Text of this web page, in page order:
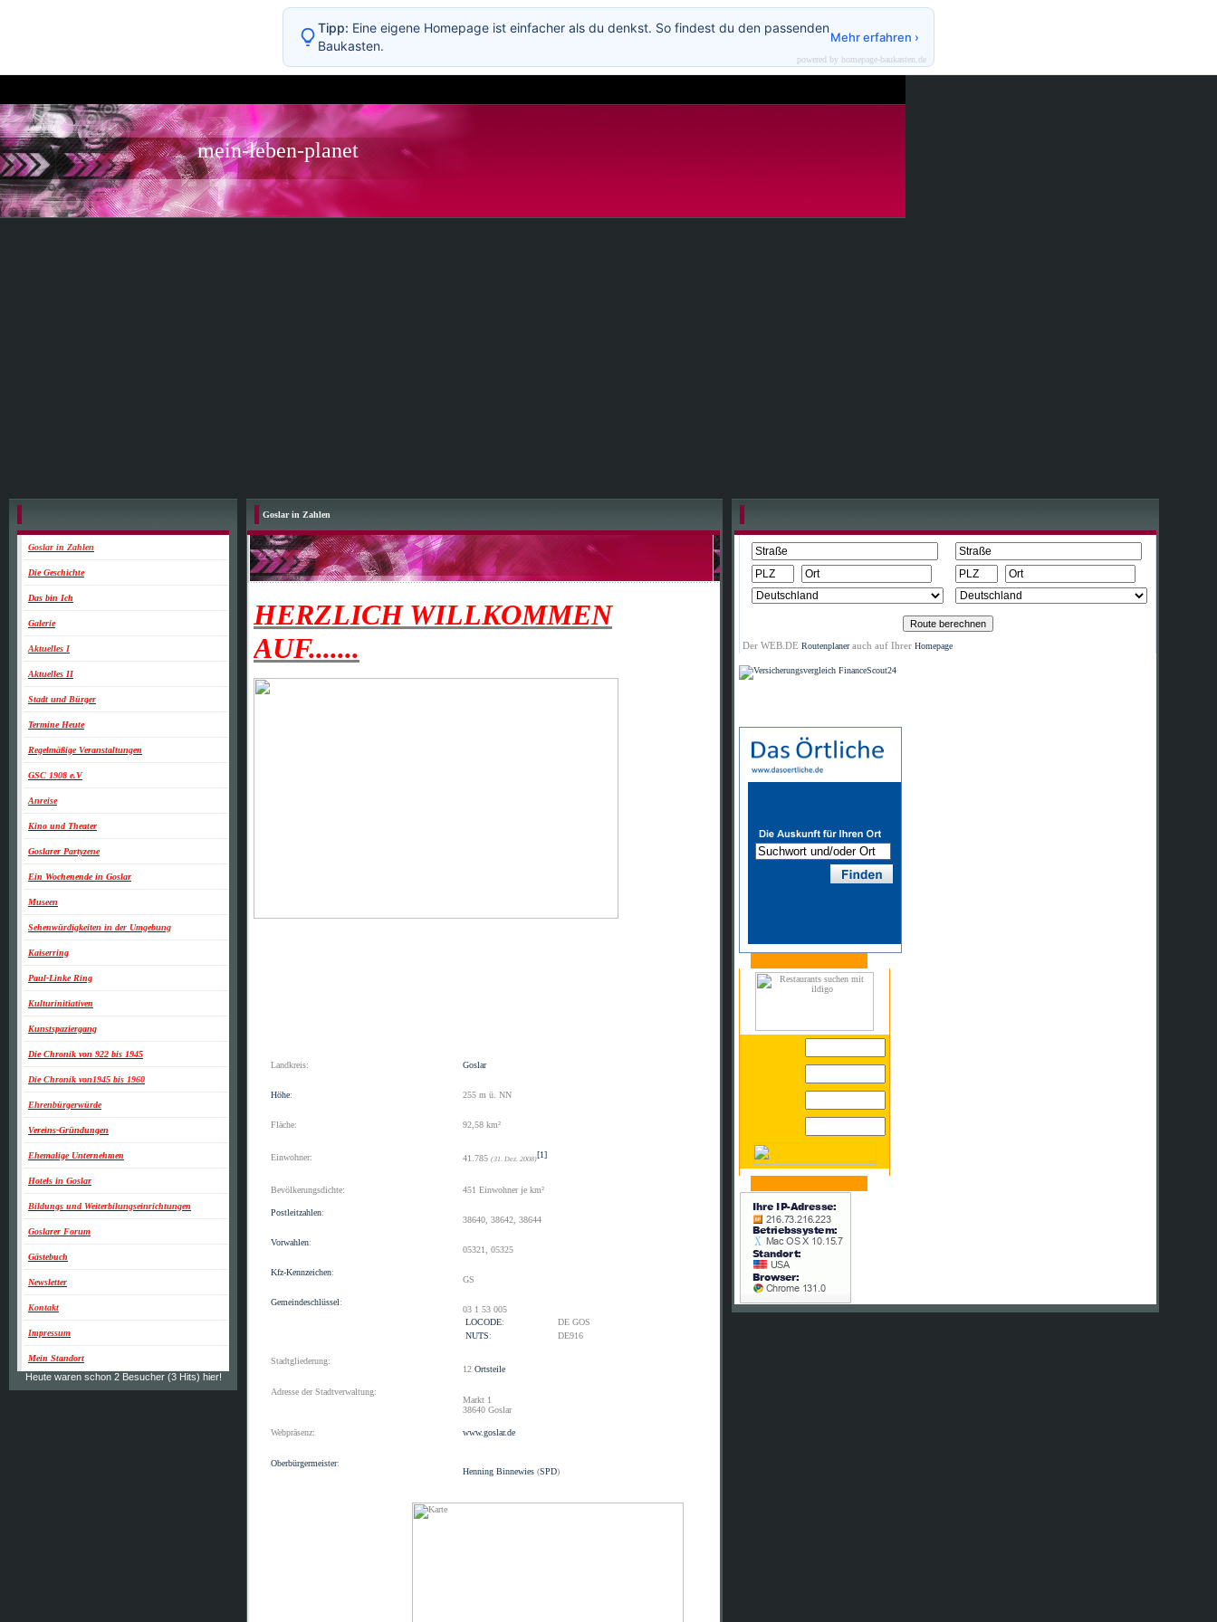
mein-leben-planet
Goslar in Zahlen
Die Geschichte
Das bin Ich
Galerie
Aktuelles I
Aktuelles II
Stadt und Bürger
Termine Heute
Regelmäßige Veranstaltungen
GSC 1908 e.V
Anreise
Kino und Theater
Goslarer Partyzene
Ein Wochenende in Goslar
Museen
Sehenwürdigkeiten in der Umgebung
Kaiserring
Paul-Linke Ring
Kulturinitiativen
Kunstspaziergang
Die Chronik von 922 bis 1945
Die Chronik von1945 bis 1960
Ehrenbürgerwürde
Vereins-Gründungen
Ehemalige Unternehmen
Hotels in Goslar
Bildungs und Weiterbilungseinrichtungen
Goslarer Forum
Gästebuch
Newsletter
Kontakt
Impressum
Mein Standort
Heute waren schon 2 Besucher (3 Hits) hier!
Goslar in Zahlen
HERZLICH WILLKOMMEN
AUF.......
Landkreis: Goslar
Höhe: 255 m ü. NN
Fläche: 92,58 km²
Einwohner: 41.785 (31. Dez. 2008)[1]
Bevölkerungsdichte: 451 Einwohner je km²
Postleitzahlen:
38640, 38642, 38644
Vorwahlen:
05321, 05325
Kfz-Kennzeichen:
GS
Gemeindeschlüssel:
03 1 53 005
LOCODE:
DE GOS
NUTS: DE916
Stadtgliederung:
12 Ortsteile
Adresse der Stadtverwaltung:
Markt 1
38640 Goslar
Webpräsenz: www.goslar.de
Oberbürgermeister:
Henning Binnewies (SPD)
Der WEB.DE Routenplanerauch auf Ihrer Homepage
Tipp: Eine eigene Homepage ist einfacher als du denkst. So findest du den passenden
Baukasten.
Mehr erfahren ›
powered by homepage-baukasten.de